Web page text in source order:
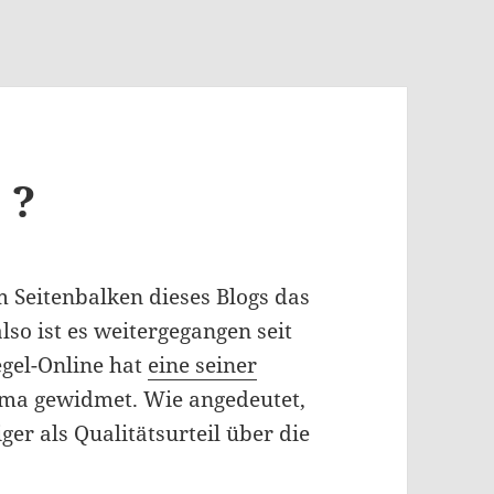
dieses Blogs das
ist es weitergegangen seit
Online hat eine seiner
gewidmet. Wie angedeutet,
als Qualitätsurteil über die